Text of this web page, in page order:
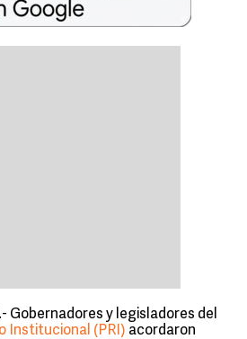
Gobernadores y legisladores del
Institucional (PRI) acordaron